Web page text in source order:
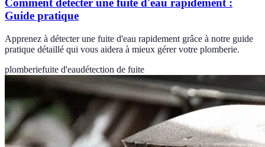
Comment détecter une fuite d'eau rapidement :
Guide pratique
Apprenez à détecter une fuite d'eau rapidement grâce à notre guide
pratique détaillé qui vous aidera à mieux gérer votre plomberie.
plomberiefuite d'eaudétection de fuite